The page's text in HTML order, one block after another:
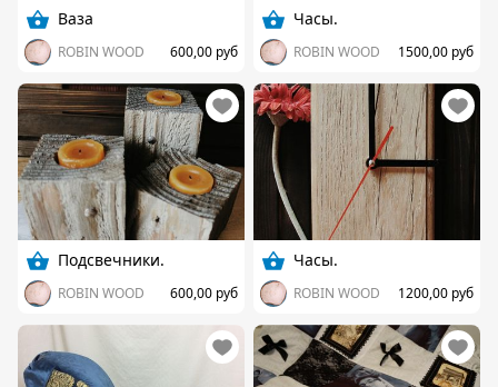
Ваза
ROBIN WOOD 600,00 руб
Часы.
ROBIN WOOD 1500,00 руб
Подсвечники.
ROBIN WOOD 600,00 руб
Часы.
ROBIN WOOD 1200,00 руб